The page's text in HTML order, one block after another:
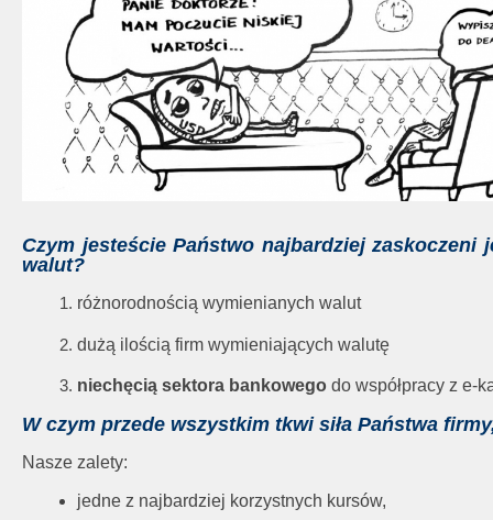
Czym jesteście Państwo najbardziej
walut?
różnorodnością wymienianych walut
dużą ilością firm wymieniających walutę
niechęcią sektora bankowego do współpracy z e-
W czym przede wszystkim tkwi siła Państwa
Nasze zalety:
jedne z najbardziej korzystnych kursów,